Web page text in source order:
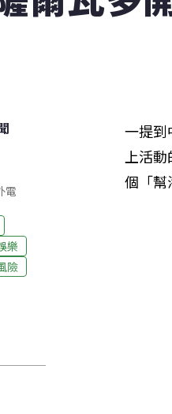
電
樂
險
一提到
上活
個「幫